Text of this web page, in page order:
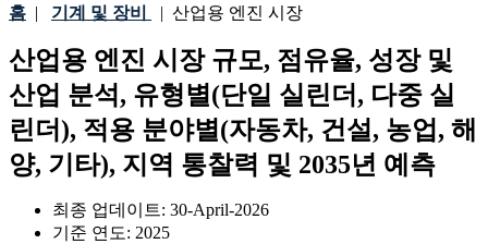
홈 | 기계 및 장비 | 산업용 엔진 시장
산업용 엔진 시장 규모, 점유율, 성장 및
산업 분석, 유형별(단일 실린더, 다중 실
린더), 적용 분야별(자동차, 건설, 농업, 해
양, 기타), 지역 통찰력 및 2035년 예측
최종 업데이트: 30-April-2026
기준 연도: 2025